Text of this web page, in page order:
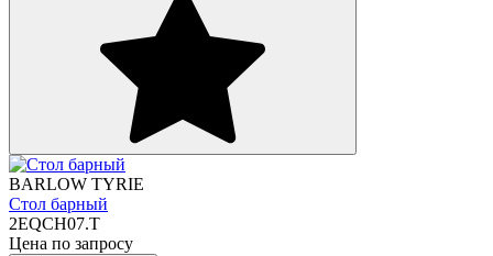
BARLOW TYRIE
Стол барный
2EQCH07.T
Цена по запросу